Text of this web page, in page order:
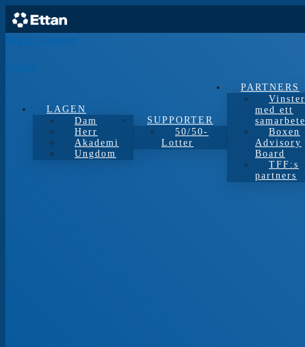
Skip to content
LAGEN
Dam
Herr
Akademi
Ungdom
SUPPORTER
50/50-
Lotter
PARTNERS
Vinster
med ett
samarbete
Boxen
Advisory
Board
TFF:s
partners